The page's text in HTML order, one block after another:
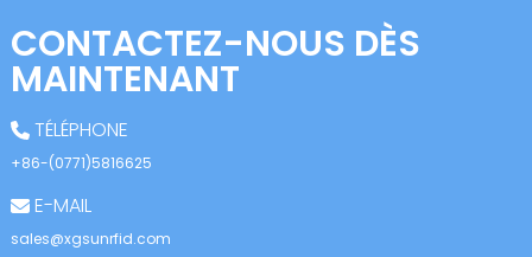
CONTACTEZ-NOUS DÈS
MAINTENANT
TÉLÉPHONE
+86-(0771)5816625
E-MAIL
sales@xgsunrfid.com